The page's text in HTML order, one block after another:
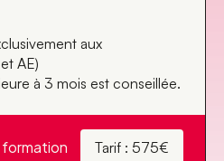
aux
AE)
à 3 mois est conseillée.
Tarif : 575€